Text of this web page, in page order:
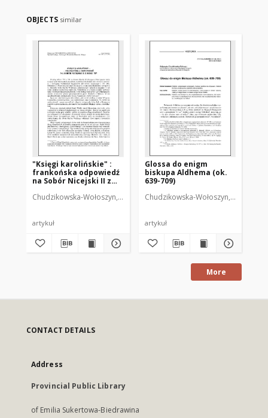
OBJECTS similar
"Księgi karolińskie" :
frankońska odpowiedź
na Sobór Nicejski II z
Chudzikowska-Wołoszyn, Małgorzata (1975- )
artykuł
Glossa do enigm
biskupa Aldhema (ok.
639-709)
Chudzikowska-Wołoszyn,
artykuł
More
CONTACT DETAILS
Address
Provincial Public Library
of Emilia Sukertowa-Biedrawina